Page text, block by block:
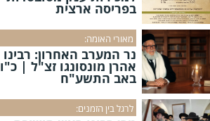
בפריסה ארצית
מאורי האומה:
נר המערב האחרון: רבינו
אהרן מונסונגו זצ"ל | כ"ו
באב התשע"ח
לרגל בין הזמנים: